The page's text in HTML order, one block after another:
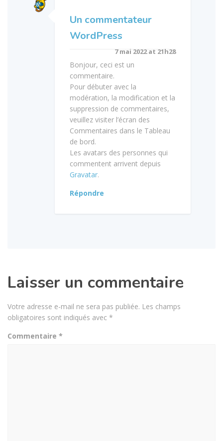
Un commentateur
WordPress
7 mai 2022 at 21h28
Bonjour, ceci est un
commentaire.
Pour débuter avec la
modération, la modification et la
suppression de commentaires,
veuillez visiter l’écran des
Commentaires dans le Tableau
de bord.
Les avatars des personnes qui
commentent arrivent depuis
Gravatar.
Répondre
Laisser un commentaire
Votre adresse e-mail ne sera pas publiée. Les champs
obligatoires sont indiqués avec *
Commentaire *